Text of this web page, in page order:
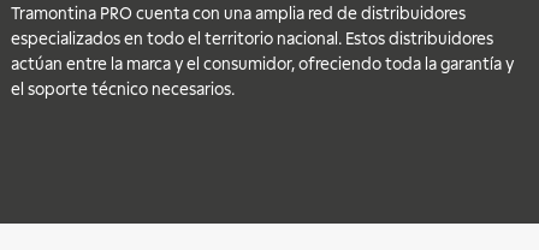
Tramontina PRO cuenta con una amplia red de distribuidores
especializados en todo el territorio nacional. Estos distribuidores
actúan entre la marca y el consumidor, ofreciendo toda la garantía y
el soporte técnico necesarios.